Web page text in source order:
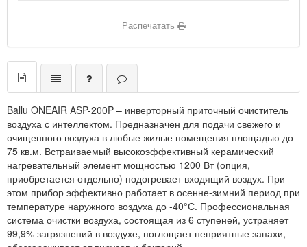
Распечатать
Ballu ONEAIR ASP-200P – инверторный приточный очиститель
воздуха с интеллектом. Предназначен для подачи свежего и
очищенного воздуха в любые жилые помещения площадью до
75 кв.м. Встраиваемый высокоэффективный керамический
нагревательный элемент мощностью 1200 Вт (опция,
приобретается отдельно) подогревает входящий воздух. При
этом прибор эффективно работает в осенне-зимний период при
температуре наружного воздуха до -40°С. Профессиональная
система очистки воздуха, состоящая из 6 ступеней, устраняет
99,9% загрязнений в воздухе, поглощает неприятные запахи,